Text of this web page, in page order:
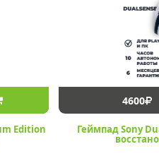
Edition
4600
Геймпад Sony